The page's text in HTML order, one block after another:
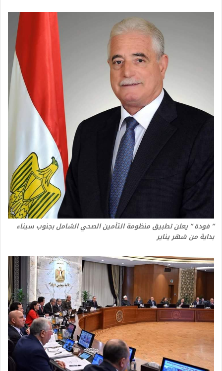
” فودة ” يعلن تطبيق منظومة التأمين الصحي الشامل بجنوب سيناء
بداية من شهر يناير